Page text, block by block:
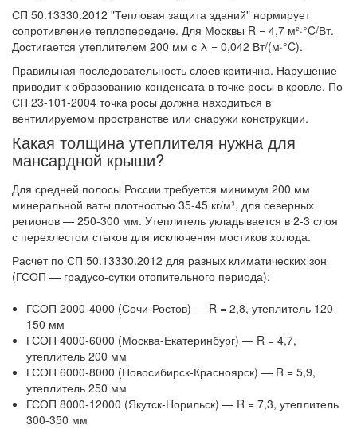
СП 50.13330.2012 "Тепловая защита зданий" нормирует
сопротивление теплопередаче. Для Москвы R = 4,7 м²·°C/Вт.
Достигается утеплителем 200 мм с λ = 0,042 Вт/(м·°C).
Правильная последовательность слоев критична. Нарушение
приводит к образованию конденсата в точке росы в кровле. По
СП 23-101-2004 точка росы должна находиться в
вентилируемом пространстве или снаружи конструкции.
Какая толщина утеплителя нужна для
мансардной крыши?
Для средней полосы России требуется минимум 200 мм
минеральной ваты плотностью 35-45 кг/м³, для северных
регионов — 250-300 мм. Утеплитель укладывается в 2-3 слоя
с перехлестом стыков для исключения мостиков холода.
Расчет по СП 50.13330.2012 для разных климатических зон
(ГСОП — градусо-сутки отопительного периода):
ГСОП 2000-4000 (Сочи-Ростов) — R = 2,8, утеплитель 120-
150 мм
ГСОП 4000-6000 (Москва-Екатеринбург) — R = 4,7,
утеплитель 200 мм
ГСОП 6000-8000 (Новосибирск-Красноярск) — R = 5,9,
утеплитель 250 мм
ГСОП 8000-12000 (Якутск-Норильск) — R = 7,3, утеплитель
300-350 мм